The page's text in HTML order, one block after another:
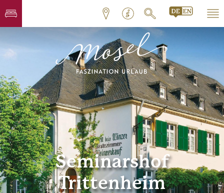
Seminarshof
Trittenheim